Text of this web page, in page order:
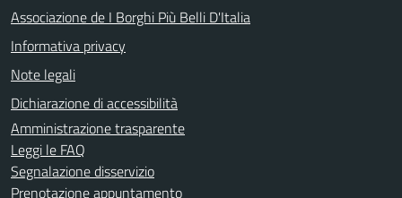
Associazione de I Borghi Più Belli D'Italia
Informativa privacy
Note legali
Dichiarazione di accessibilità
Amministrazione trasparente
Leggi le FAQ
Segnalazione disservizio
Prenotazione appuntamento